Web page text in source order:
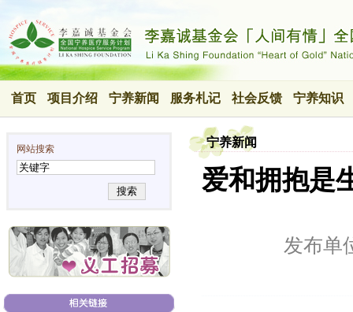
首页 项目介绍 宁养新闻 服务札记 社会反馈 宁养知识
网站搜索
搜索
宁养新闻
爱和拥抱是
发布单